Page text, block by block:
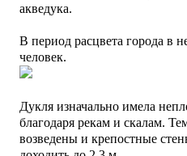
акведука.
В период расцвета города в
человек.
Дукля изначально имела
благодаря рекам и скалам.
возведены и крепостные